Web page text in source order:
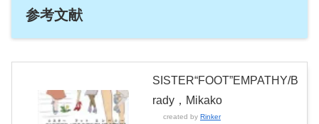
参考文献
SISTER“FOOT”EMPATHY/B
rady，Mikako
created by Rinker